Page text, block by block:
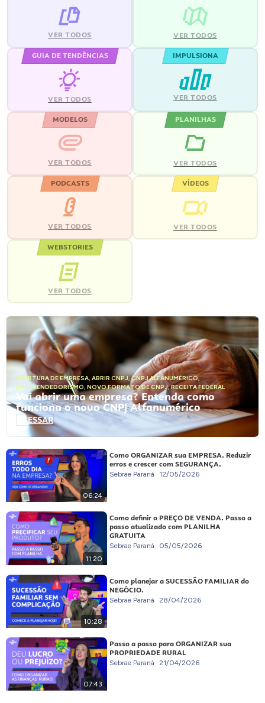
VER TODOS VER TODOS
GUIA DE TENDÊNCIAS
VER TODOS
IMPULSIONA
VER TODOS
MODELOS
VER TODOS
PLANILHAS
VER TODOS
PODCASTS
VER TODOS
VÍDEOS
VER TODOS
WEBSTORIES
VER TODOS
ABERTURA DE EMPRESA, ABRIR CNPJ,CNPJ ALFANUMÉRICO,
EMPREENDEDORISMO, NOVO FORMATO DE CNPJ,RECEITA FEDERAL
Vai abrir uma empresa? Entenda como
funciona o novo CNPJ Alfanumérico
ACESSAR
06:24
Como ORGANIZAR sua EMPRESA. Reduzir
erros e crescer com SEGURANÇA.
Sebrae Paraná 12/05/2026
11:20
Como definir o PREÇO DE VENDA. Passo a
passo atualizado com PLANILHA
GRATUITA
Sebrae Paraná 05/05/2026
10:28
Como planejar a SUCESSÃO FAMILIAR do
NEGÓCIO.
Sebrae Paraná 28/04/2026
07:43
Passo a passo para ORGANIZAR sua
PROPRIEDADE RURAL
Sebrae Paraná 21/04/2026